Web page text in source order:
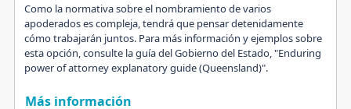
Como la normativa sobre el nombramiento de varios
apoderados es compleja, tendrá que pensar detenidamente
cómo trabajarán juntos. Para más información y ejemplos sobre
esta opción, consulte la guía del Gobierno del Estado, "Enduring
power of attorney explanatory guide (Queensland)".
Más información